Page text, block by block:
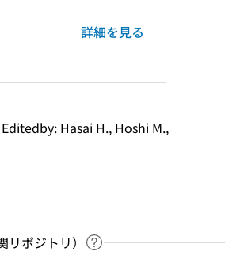
詳細を見る
Hasai H., Hoshi M.,
ポジトリ）
ヘルプページへのリンク